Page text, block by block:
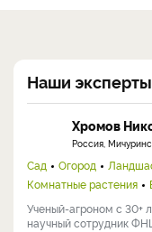
Наши эксперты
Хромов
Россия,
Сад Огород
Комнатные растения
Ученый-агроном с 30+
научный сотрудник